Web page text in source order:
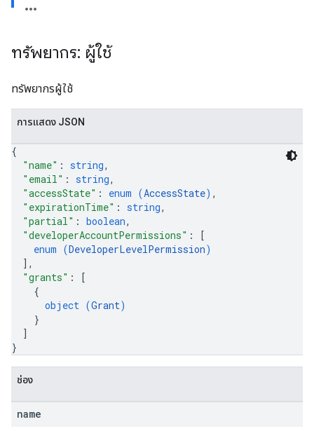
ทรัพยากร: ผู้ใช้
ทรัพยากรผู้ใช้
การแสดง JSON
{
"name" : string,
"email" : string,
"accessState" : enum (AccessState) ,
"expirationTime" : string,
"partial" : boolean,
"developerAccountPermissions" :
[
enum (DeveloperLevelPermission)
] ,
"grants" :
[
{
object (Grant)
}
]
}
ช่อง
name